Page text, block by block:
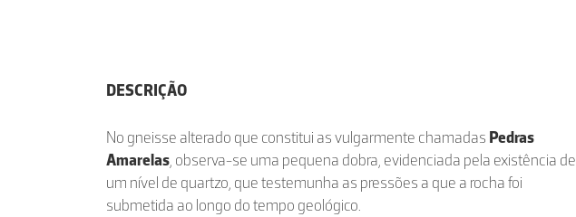
DESCRIÇÃO
No gneisse alterado que constitui as vulgarmente chamadas Pedras
Amarelas, observa-se uma pequena dobra, evidenciada pela existência de
um nível de quartzo, que testemunha as pressões a que a rocha foi
submetida ao longo do tempo geológico.